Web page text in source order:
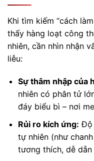
Khi tìm kiếm “cách
thấy hàng loạt công
nhiên, cần nhìn nhận
liễu:
Sự thâm nhập của
nhiên có phân tử
đáy biểu bì – nơi
Rủi ro kích ứng: Độ
tự nhiên (như
tương thích, dễ